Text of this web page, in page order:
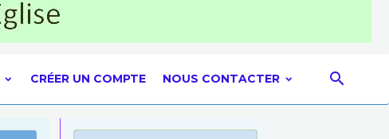
CRÉER UN COMPTE NOUS CONTACTER